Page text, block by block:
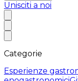
Unisciti a noi
Categorie
Esperienze